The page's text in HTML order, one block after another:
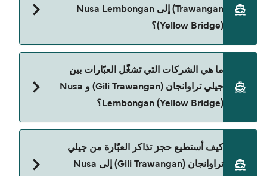
تقريباً 3 ساعات 25 دقائق. مدة الإبحار ممكن تختلف
حسب الموسم والشركة، لذلك ننصحك بمراجعة الأوقات
المباشرة باستخدام Direct Ferries Deal Finder.
Trawangan) إلى Nusa Lembongan
(Yellow Bridge)؟
Nusa Lembongan (Yellow Bridge) يختلف حسب
السعر لا يشمل رسوم الحجز.
ما هي الشركات التي تشغّل العبّارات بين
جيلي تراوانجان (Gili Trawangan) و Nusa
Lembongan (Yellow Bridge)؟
تراوانجان (Gili Trawangan) إلى Nusa Lembongan
(Yellow Bridge).
كيف أستطيع حجز تذاكر العبّارة من جيلي
تراوانجان (Gili Trawangan) إلى Nusa